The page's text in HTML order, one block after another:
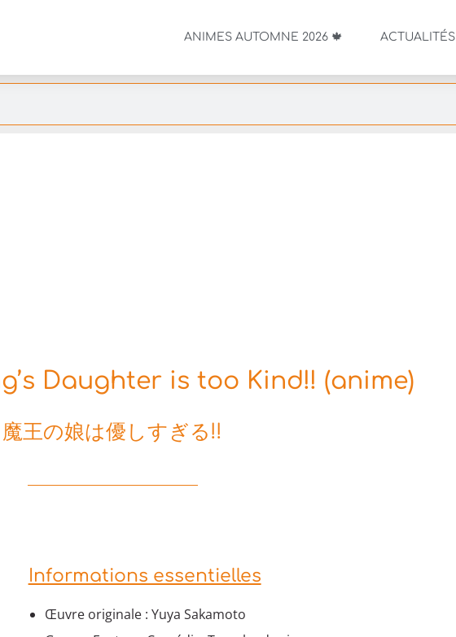
ANIMES AUTOMNE 2026 🍁 ACTUALITÉS
Daughter is too Kind!! (anime)
魔王の娘は優しすぎる!!
Informations essentielles
Œuvre originale : Yuya Sakamoto